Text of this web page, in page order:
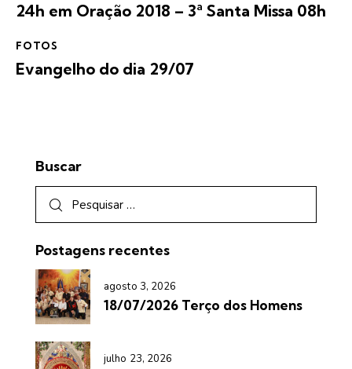
24h em Oração 2018 – 3ª Santa Missa 08h
FOTOS
Evangelho do dia 29/07
Buscar
Postagens recentes
agosto 3, 2026
18/07/2026 Terço dos Homens
julho 23, 2026